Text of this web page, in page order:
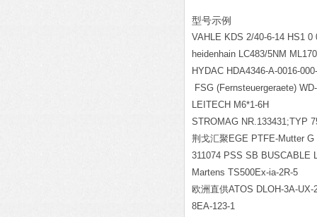
型号示例
VAHLE KDS 2/40-6-14 HS1 0
heidenhain LC483/5NM
HYDAC HDA4346-A-0016-
FSG (Fernsteuergeraete)
LEITECH M6*1-6H
STROMAG NR.133431;TYP
荆戈汇聚EGE PTFE-Mutter G
311074 PSS SB BUSCABLE
Martens TS500Ex-ia-2R-5
欧洲直供ATOS DLOH-3A-UX-
8EA-123-1